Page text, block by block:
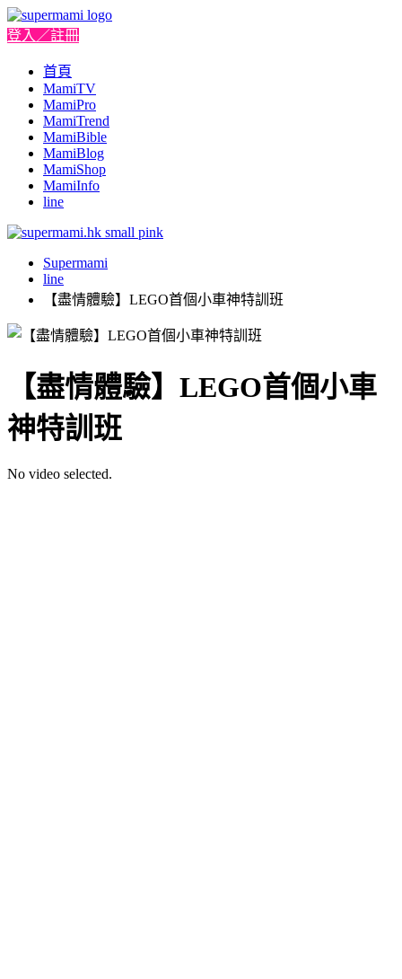
登入／註冊
首頁
MamiTV
MamiPro
MamiTrend
MamiBible
MamiBlog
MamiShop
MamiInfo
line
Supermami
line
【盡情體驗】LEGO首個小車神特訓班
【盡情體驗】LEGO首個小車
神特訓班
No video selected.